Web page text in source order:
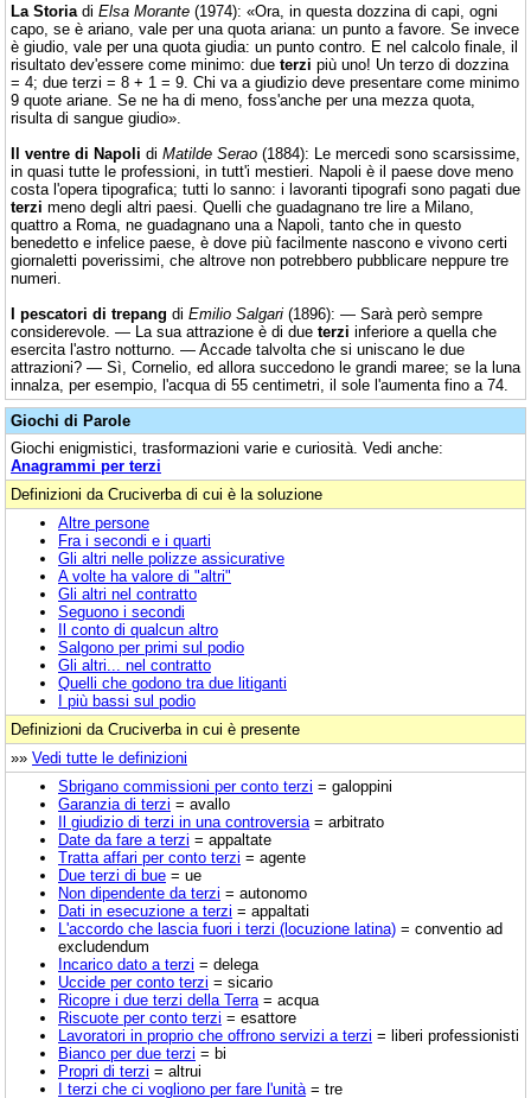
La Storia di Elsa Morante (1974): «Ora, in questa dozzina di capi, ogni
capo, se è ariano, vale per una quota ariana: un punto a favore. Se invece
è giudio, vale per una quota giudia: un punto contro. E nel calcolo finale, il
risultato dev'essere come minimo: due terzi più uno! Un terzo di dozzina
= 4; due terzi = 8 + 1 = 9. Chi va a giudizio deve presentare come minimo
9 quote ariane. Se ne ha di meno, foss'anche per una mezza quota,
risulta di sangue giudio».
Il ventre di Napoli di Matilde Serao (1884): Le mercedi sono scarsissime,
in quasi tutte le professioni, in tutt'i mestieri. Napoli è il paese dove meno
costa l'opera tipografica; tutti lo sanno: i lavoranti tipografi sono pagati due
terzi meno degli altri paesi. Quelli che guadagnano tre lire a Milano,
quattro a Roma, ne guadagnano una a Napoli, tanto che in questo
benedetto e infelice paese, è dove più facilmente nascono e vivono certi
giornaletti poverissimi, che altrove non potrebbero pubblicare neppure tre
numeri.
I pescatori di trepang di Emilio Salgari (1896): — Sarà però sempre
considerevole. — La sua attrazione è di due terzi inferiore a quella che
esercita l'astro notturno. — Accade talvolta che si uniscano le due
attrazioni? — Sì, Cornelio, ed allora succedono le grandi maree; se la luna
innalza, per esempio, l'acqua di 55 centimetri, il sole l'aumenta fino a 74.
Giochi di Parole
Giochi enigmistici, trasformazioni varie e curiosità. Vedi anche:
Anagrammi per terzi
Definizioni da Cruciverba di cui è la soluzione
Altre persone
Fra i secondi e i quarti
Gli altri nelle polizze assicurative
A volte ha valore di "altri"
Gli altri nel contratto
Seguono i secondi
Il conto di qualcun altro
Salgono per primi sul podio
Gli altri... nel contratto
Quelli che godono tra due litiganti
I più bassi sul podio
Definizioni da Cruciverba in cui è presente
»» Vedi tutte le definizioni
Sbrigano commissioni per conto terzi = galoppini
Garanzia di terzi = avallo
Il giudizio di terzi in una controversia = arbitrato
Date da fare a terzi = appaltate
Tratta affari per conto terzi = agente
Due terzi di bue = ue
Non dipendente da terzi = autonomo
Dati in esecuzione a terzi = appaltati
L'accordo che lascia fuori i terzi (locuzione latina) = conventio ad
excludendum
Incarico dato a terzi = delega
Uccide per conto terzi = sicario
Ricopre i due terzi della Terra = acqua
Riscuote per conto terzi = esattore
Lavoratori in proprio che offrono servizi a terzi = liberi professionisti
Bianco per due terzi = bi
Propri di terzi = altrui
I terzi che ci vogliono per fare l'unità = tre